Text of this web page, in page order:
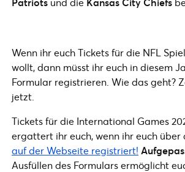
Wenn ihr euch Tickets für die NFL
wollt, dann müsst ihr euch in diesem
Formular registrieren. Wie das geht?
jetzt.
Tickets für die International Games
ergattert ihr euch, wenn ihr euch über
auf der Webseite registriert!
Ausfüllen des Formulars ermöglicht